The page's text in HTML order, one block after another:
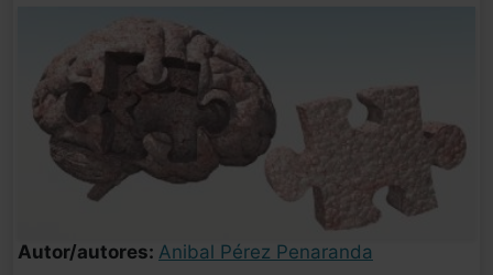
Autor/autores: Anibal Pérez Penaranda